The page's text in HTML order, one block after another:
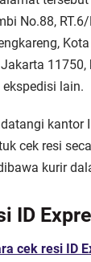
No.88, RT.6/
lain.
kantor
cek resi
kurir
ID
cek resi ID